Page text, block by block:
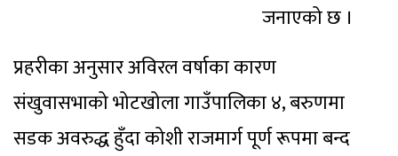
जनाएको छ ।
प्रहरीका अनुसार अविरल वर्षाका कारण
संखुवासभाको भोटखोला गाउँपालिका ४, बरुणमा
सडक अवरुद्ध हुँदा कोशी राजमार्ग पूर्ण रूपमा बन्द